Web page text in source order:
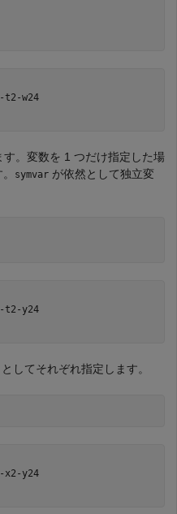
t2 -w24
す。変数を 1 つだけ指定した場
symvar が依然として独立変
t2 - y24
としてそれぞれ指定します。
x2 - y24